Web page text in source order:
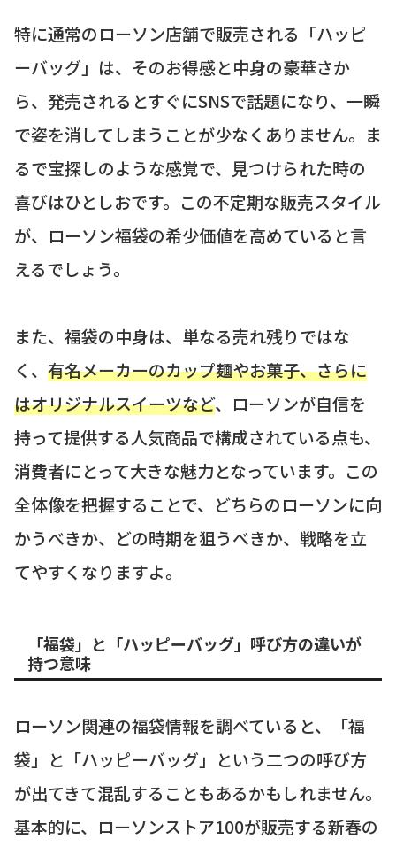
特に通常のローソン店舗で販売される「ハッピ
ーバッグ」は、そのお得感と中身の豪華さか
ら、発売されるとすぐにSNSで話題になり、一瞬
で姿を消してしまうことが少なくありません。ま
るで宝探しのような感覚で、見つけられた時の
喜びはひとしおです。この不定期な販売スタイル
が、ローソン福袋の希少価値を高めていると言
えるでしょう。
また、福袋の中身は、単なる売れ残りではな
く、 有名メーカーのカップ麺やお菓子、さらに
はオリジナルスイーツなど、ローソンが自信を
持って提供する人気商品で構成されている点も、
消費者にとって大きな魅力となっています。この
全体像を把握することで、どちらのローソンに向
かうべきか、どの時期を狙うべきか、戦略を立
てやすくなりますよ。
「福袋」と「ハッピーバッグ」呼び方の違いが
持つ意味
ローソン関連の福袋情報を調べていると、「福
袋」と「ハッピーバッグ」という二つの呼び方
が出てきて混乱することもあるかもしれません。
基本的に、ローソンストア100が販売する新春の